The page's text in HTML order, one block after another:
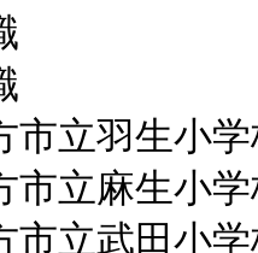
立羽生小学
立麻生小学
立武田小学